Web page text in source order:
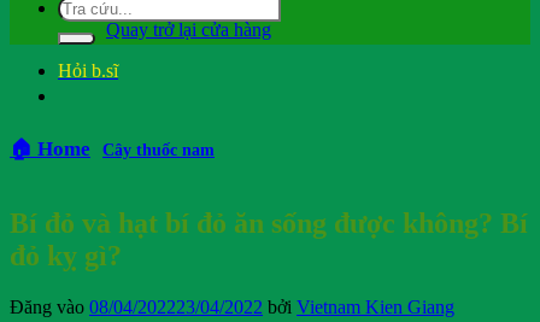
Quay trở lại cửa hàng
Hỏi b.sĩ
🏠 Home Cây thuốc nam
Bí đỏ và hạt bí đỏ ăn sống được không? Bí
đỏ kỵ gì?
Đăng vào 08/04/202223/04/2022 bởi Vietnam Kien Giang